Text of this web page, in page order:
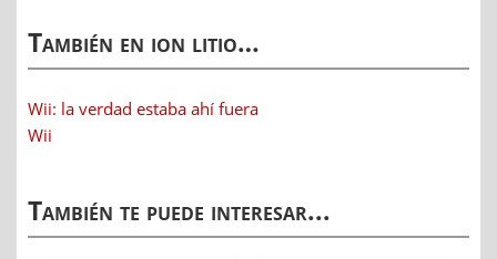
También en ion litio…
Wii: la verdad estaba ahí fuera
Wii
También te puede interesar...